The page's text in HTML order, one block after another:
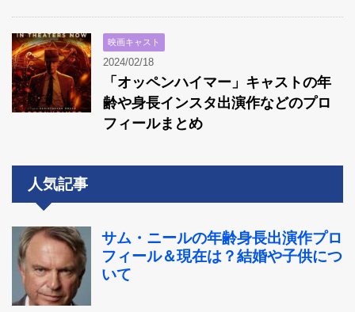
映画キャスト
2024/02/18
「オッペンハイマー」キャストの年
齢や身長インスタ出演作などのプロ
フィールまとめ
人気記事